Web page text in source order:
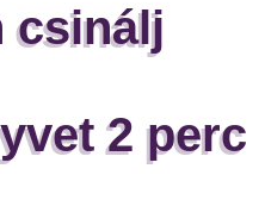
csinálj
2 perc